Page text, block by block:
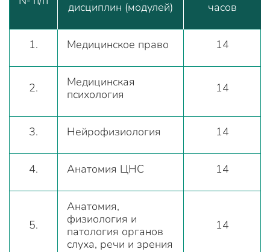
дисциплин (модулей)
часов
1. Медицинское право 14
2.
Медицинская
психология
14
3. Нейрофизиология 14
4. Анатомия ЦНС 14
5.
Анатомия,
физиология и
патология органов
слуха, речи и зрения
14